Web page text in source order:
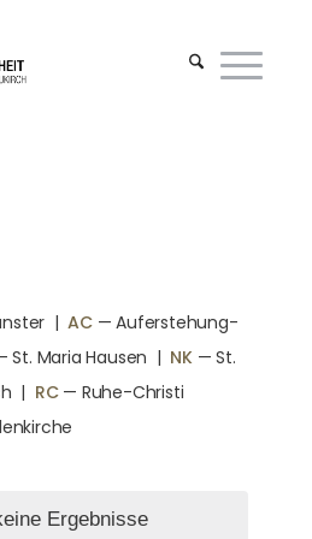
|AC— Auferstehung-
St. Maria Hausen | NK— St.
| RC— Ruhe-Christi
Ergebnisse